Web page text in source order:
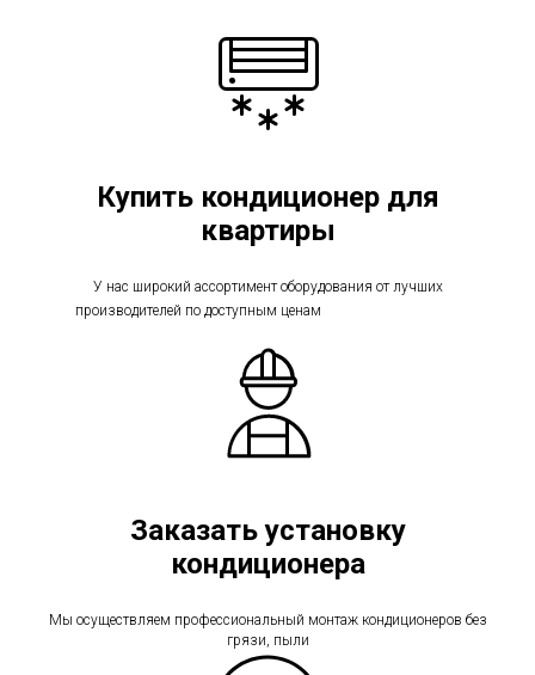
Купить кондиционер для
квартиры
У нас широкий ассортимент оборудования от лучших
производителей по доступным ценам
Заказать установку
кондиционера
Мы осуществляем профессиональный монтаж кондиционеров без
грязи, пыли